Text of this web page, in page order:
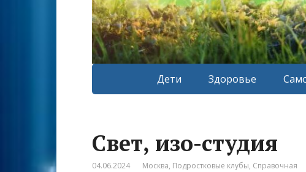
Дети Здоровье
Свет, изо-студия
04.06.2024 Москва, Подростковые клубы, Справочная